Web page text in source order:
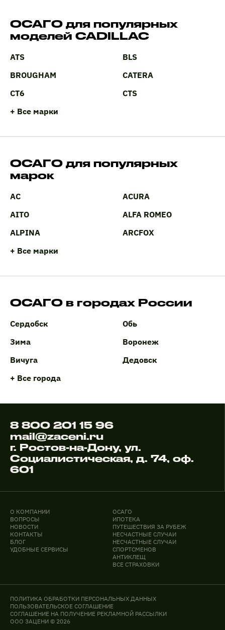
ОСАГО для популярных
моделей CADILLAC
ATS
BLS
BROUGHAM
CATERA
CT6
CTS
+ Все марки
ОСАГО для популярных
марок
AC
ACURA
AITO
ALFA ROMEO
ALPINA
ARCFOX
+ Все марки
ОСАГО в городах России
Сердобск
Обь
Зима
Воронеж
Вичуга
Дедовск
+ Все города
8 800 201 15 96
mail@zaceni.ru
г. Ростов-на-Дону, ул.
Социалистическая, д. 74, оф.
601
О КОМПАНИИ
ВОПРОСЫ
НОВОСТИ
КОНТАКТЫ
БЛОГ
УДОБНЫЕ СЕРВИСЫ
ОСАГО
ИПОТЕКА
ПУТЕШЕСТВИЯ ЗА РУБЕЖ
НЕСЧАСТНЫЕ СЛУЧАИ
НЕСЧАСТНЫЕ СЛУЧАИ
СПОРТСМЕНОВ
АНТИКЛЕЩ
ВСЕ СТРАХОВКИ
ПОЛИТИКА ОБРАБОТКИ ПЕРСОНАЛЬНЫХ ДАННЫХ
ПОЛЬЗОВАТЕЛЬСКОЕ СОГЛАШЕНИЕ
СОГЛАШЕНИЕ НА ПОЛУЧЕНИЕ РЕКЛАМНОЙ РАССЫЛКИ
ООО ЗАЦЕНИ © 2026